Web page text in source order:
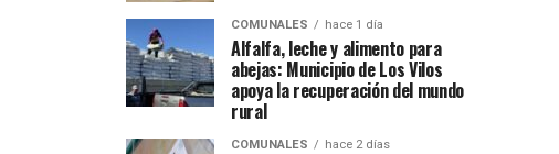
COMUNALES hace 1 día
Alfalfa, leche y alimento para
abejas: Municipio de Los Vilos
apoya la recuperación del mundo
rural
COMUNALES hace 2 días